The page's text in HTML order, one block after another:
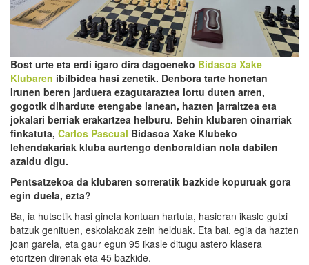
Bost urte eta erdi igaro dira dagoeneko Bidasoa Xake
Klubaren ibilbidea hasi zenetik. Denbora tarte honetan
Irunen beren jarduera ezagutaraztea lortu duten arren,
gogotik dihardute etengabe lanean, hazten jarraitzea eta
jokalari berriak erakartzea helburu. Behin klubaren oinarriak
finkatuta, Carlos Pascual Bidasoa Xake Klubeko
lehendakariak kluba aurtengo denboraldian nola dabilen
azaldu digu.
Pentsatzekoa da klubaren sorreratik bazkide kopuruak gora
egin duela, ezta?
Ba, ia hutsetik hasi ginela kontuan hartuta, hasieran ikasle gutxi
batzuk genituen, eskolakoak zein helduak. Eta bai, egia da hazten
joan garela, eta gaur egun 95 ikasle ditugu astero klasera
etortzen direnak eta 45 bazkide.